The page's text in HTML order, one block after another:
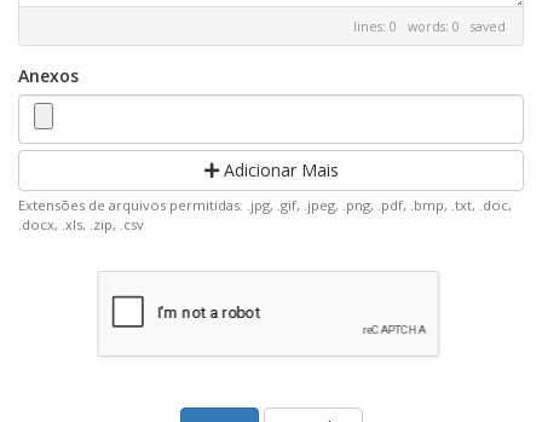
lines: 0 words: 0 saved
Anexos
Adicionar Mais
Extensões de arquivos permitidas: .jpg, .gif, .jpeg, .png, .pdf, .bmp, .txt, .doc,
.docx, .xls, .zip, .csv